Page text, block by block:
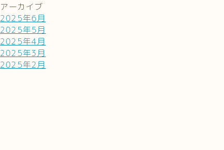
アーカイブ
2025年6月
2025年5月
2025年4月
2025年3月
2025年2月